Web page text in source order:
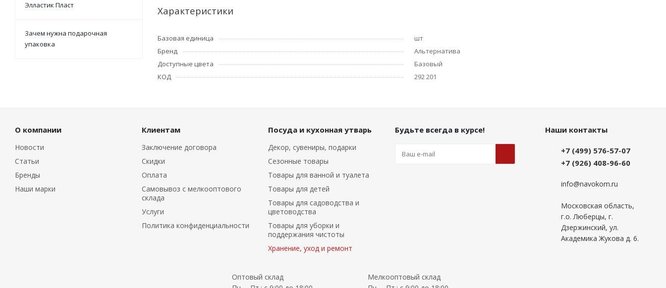
Характеристики
Базовая единица
шт
Бренд
Альтернатива
Доступные цвета
Базовый
КОД
292 201
Элластик Пласт
Зачем нужна подарочная
упаковка
О компании
Новости
Статьи
Бренды
Наши марки
Клиентам
Заключение договора
Скидки
Оплата
Самовывоз с мелкооптового
склада
Услуги
Политика конфиденциальности
Посуда и кухонная утварь
Декор, сувениры, подарки
Сезонные товары
Товары для ванной и туалета
Товары для детей
Товары для садоводства и
цветоводства
Товары для уборки и
поддержания чистоты
Хранение, уход и ремонт
Будьте всегда в курсе! Наши контакты
+7 (499) 576-57-07
+7 (926) 408-96-60
info@navokom.ru
Московская область,
г.о. Люберцы, г.
Дзержинский, ул.
Академика Жукова д. 6.
Оптовый склад
Мелкооптовый склад